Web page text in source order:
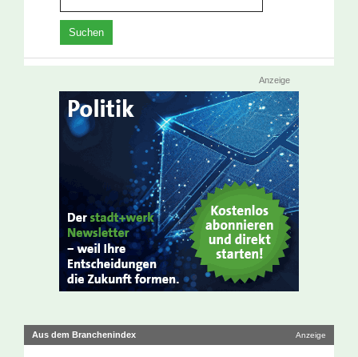
Anzeige
Aus dem Branchenindex Anzeige